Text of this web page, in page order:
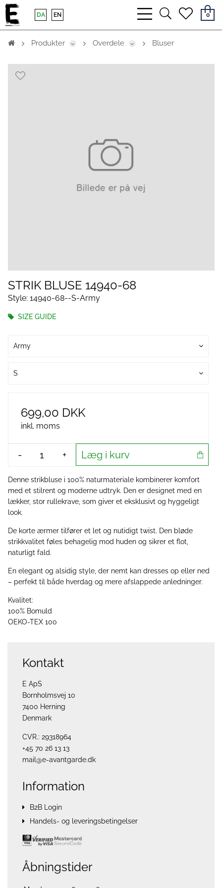
bars
light
searchheart
0
DA EN
Produkter Overdele Bluser
STRIK BLUSE 14940-68
Style: 14940-68--S-Army
SIZE GUIDE
Army
S
699,00 DKK
inkl. moms
- + Læg i kurv
Denne strikbluse i 100% naturmateriale kombinerer komfort
med et stilrent og moderne udtryk. Den er designet med en
lækker, stor rullekrave, som giver et eksklusivt og hyggeligt
look.
De korte ærmer tilfører et let og nutidigt twist. Den bløde
strikkvalitet føles behagelig mod huden og sikrer et flot,
naturligt fald.
En elegant og alsidig style, der nemt kan dresses op eller ned
– perfekt til både hverdag og mere afslappede anledninger.
Kvalitet:
100% Bomuld
OEKO-TEX 100
Kontakt
E ApS
Bornholmsvej 10
7400 Herning
Denmark
CVR.: 29318964
+45 70 26 13 13
mail@e-avantgarde.dk
Information
B2B Login
Handels- og leveringsbetingelser
Åbningstider